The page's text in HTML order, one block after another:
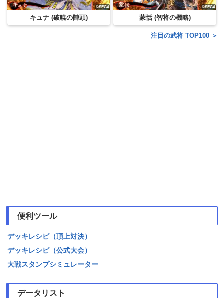
キュナ (破暁の陣頭) 蒙恬 (智将の機略)
注目の武将 TOP100 ＞
便利ツール
デッキレシピ（頂上対決）
デッキレシピ（公式大会）
大戦スタンプシミュレーター
データリスト